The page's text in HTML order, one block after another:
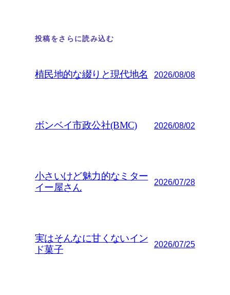
投稿をさらに読み込む
植民地的な綴りと現代地名 2026/08/08
ボンベイ市政公社(BMC) 2026/08/02
小さいけど魅力的なミター
イー屋さん
2026/07/28
実はそんなに甘くないイン
ド菓子
2026/07/25